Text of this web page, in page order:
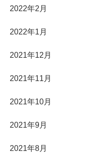
2022年2月
2022年1月
2021年12月
2021年11月
2021年10月
2021年9月
2021年8月